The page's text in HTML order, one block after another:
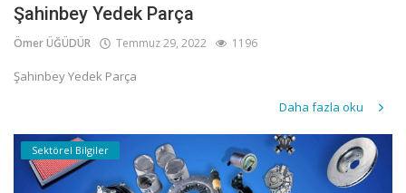
Şahinbey Yedek Parça
Ömer ÜĞÜDÜR Temmuz 29, 2022 1196
Şahinbey Yedek Parça
Daha fazla oku
Sektörel Bilgiler